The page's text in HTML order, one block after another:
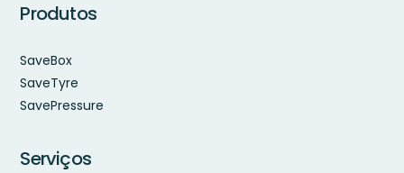
Produtos
SaveBox
SaveTyre
SavePressure
Serviços